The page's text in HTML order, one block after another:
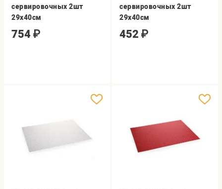
сервировочных 2шт
29x40см
754 ₽
сервировочных 2шт
29x40см
452 ₽